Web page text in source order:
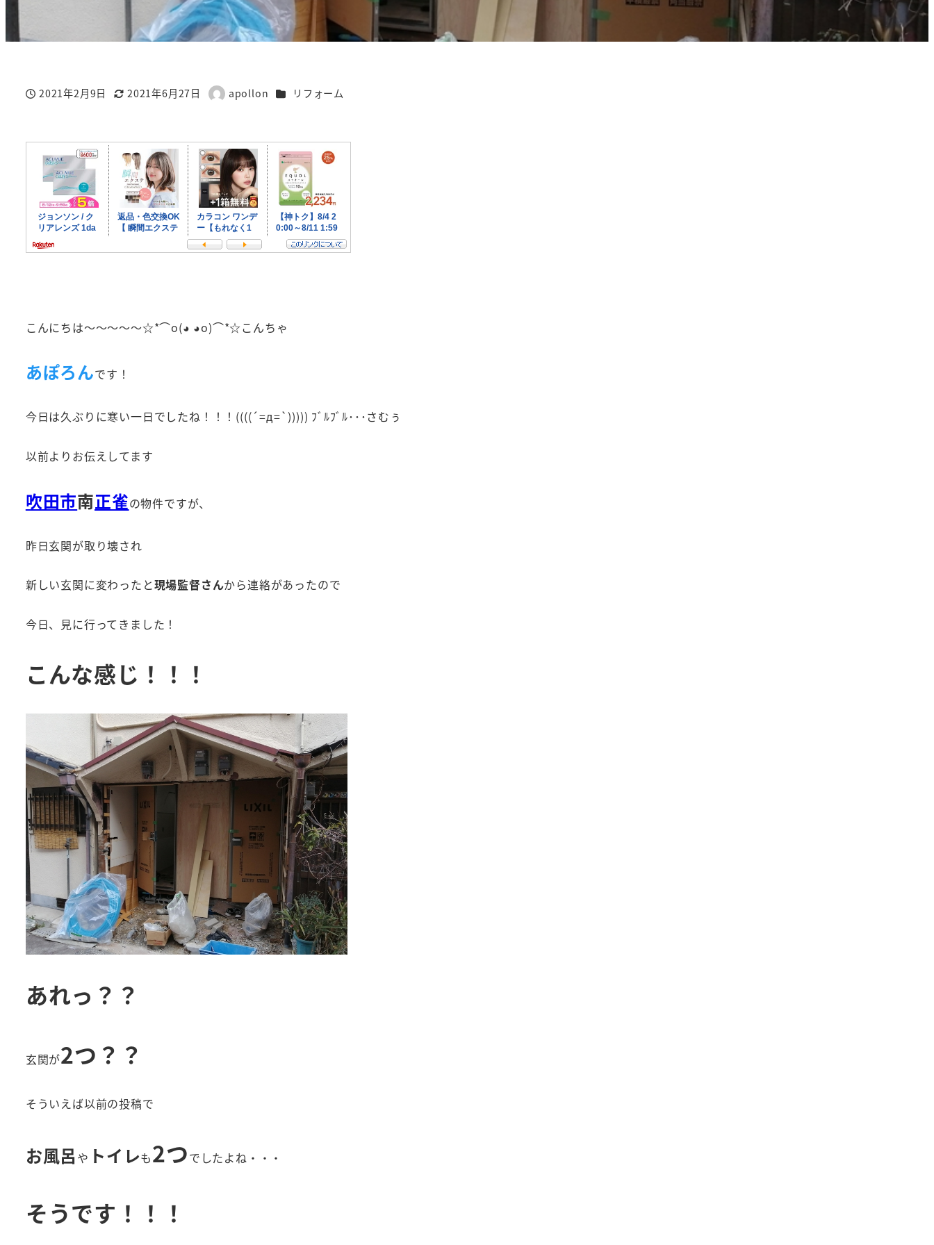
投稿日
2021年2月9日
更新日
2021年6月27日
著
apollon カテゴリー
リフォーム
こんにちは～～～～～☆*⌒o(◕ ◕o)⌒*☆こんちゃ
あぽろんです！
今日は久ぶりに寒い一日でしたね！！！((((´=д=`))))) ﾌﾞﾙﾌﾞﾙ･･･さむぅ
以前よりお伝えしてます
吹田市南正雀の物件ですが、
昨日玄関が取り壊され
新しい玄関に変わったと現場監督さんから連絡があったので
今日、見に行ってきました！
こんな感じ！！！
あれっ？？
玄関が2つ ？？
そういえば以前の投稿で
お風呂 や トイレも2つでしたよね・・・
そうです！！！